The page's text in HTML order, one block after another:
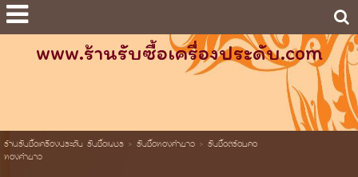
www.ร้านรับซื้อเครื่องประดับ.com
ร้านรับซื้อเครื่องประดับ รับซื้อเพชร> รับซื้อทองคำขาว> รับซื้อสร้อยคอ
ทองคำขาว